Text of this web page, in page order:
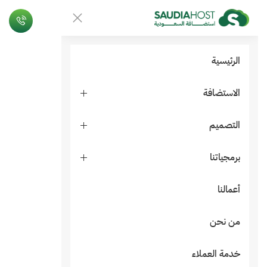
الرئيسية
الاستضافة
التصميم
برمجياتنا
أعمالنا
من نحن
خدمة العملاء